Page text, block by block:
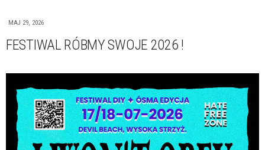
MAJ 29, 2026
FESTIWAL RÓBMY SWOJE 2026 !